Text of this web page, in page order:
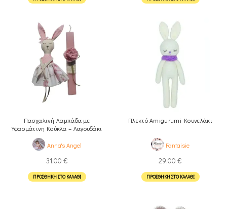
Πασχαλινή Λαμπάδα με
Υφασμάτινη Κούκλα – Λαγουδάκι
Anna's Angel
31,00 €
ΠΡΟΣΘΉΚΗ ΣΤΟ ΚΑΛΆΘΙ
Πλεκτό Amigurumi Kουνελάκι
Fantaisie
29,00 €
ΠΡΟΣΘΉΚΗ ΣΤΟ ΚΑΛΆΘΙ